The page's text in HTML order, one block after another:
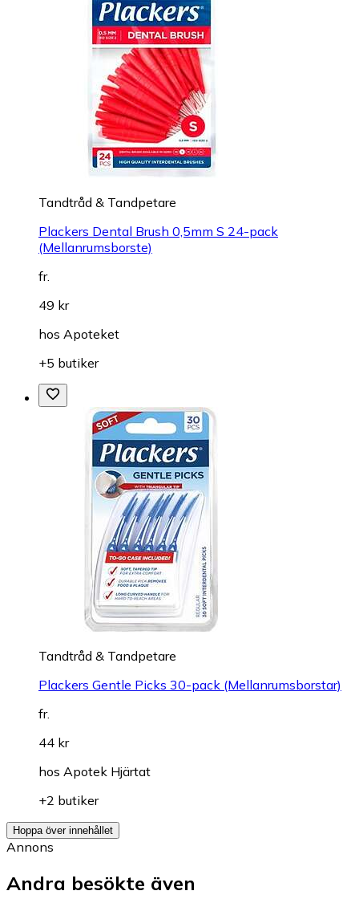
Tandtråd & Tandpetare
Plackers Dental Brush 0,5mm S 24-pack
(Mellanrumsborste)
fr.
49 kr
hos Apoteket
+5 butiker
Tandtråd & Tandpetare
Plackers Gentle Picks 30-pack (Mellanrumsborstar)
fr.
44 kr
hos Apotek Hjärtat
+2 butiker
Hoppa över innehållet
Annons
Andra besökte även